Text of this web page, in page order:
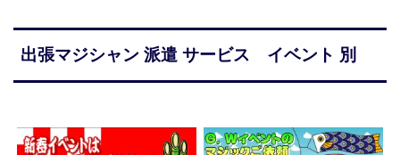
出張マジシャン 派遣 サービス イベント 別